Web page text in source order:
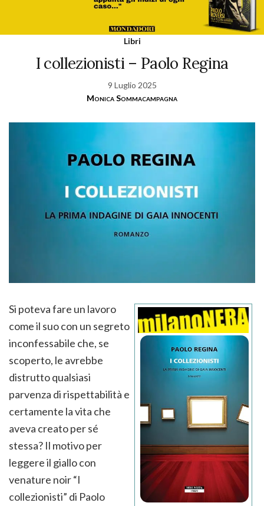
Libri
I collezionisti – Paolo Regina
9 Luglio 2025
Monica Sommacampagna
Si poteva fare un lavoro
come il suo con un segreto
inconfessabile che, se
scoperto, le avrebbe
distrutto qualsiasi
parvenza di rispettabilità e
certamente la vita che
aveva creato per sé
stessa? Il motivo per
leggere il giallo con
venature noir “I
collezionisti” di Paolo